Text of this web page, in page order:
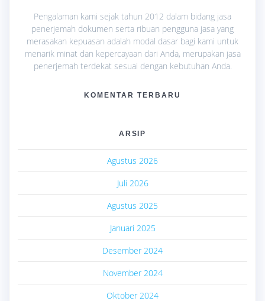
Pengalaman kami sejak tahun 2012 dalam bidang jasa
penerjemah dokumen serta ribuan pengguna jasa yang
merasakan kepuasan adalah modal dasar bagi kami untuk
menarik minat dan kepercayaan dari Anda, merupakan jasa
penerjemah terdekat sesuai dengan kebutuhan Anda.
KOMENTAR TERBARU
ARSIP
Agustus 2026
Juli 2026
Agustus 2025
Januari 2025
Desember 2024
November 2024
Oktober 2024